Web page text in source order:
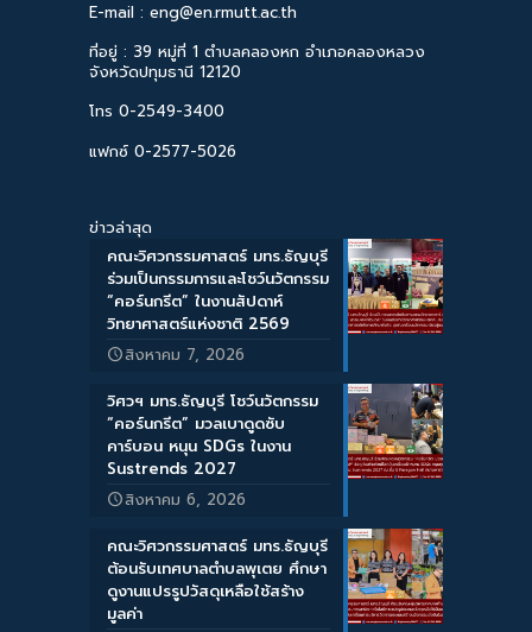
E-mail : eng@en.rmutt.ac.th
ที่อยู่ : 39 หมู่ที่ 1 ตำบลคลองหก อำเภอคลองหลวง
จังหวัดปทุมธานี 12120
โทร 0-2549-3400
แฟกซ์ 0-2577-5026
ข่าวล่าสุด
คณะวิศวกรรมศาสตร์ มทร.ธัญบุรี
ร่วมเป็นกรรมการและโชว์นวัตกรรม
“คอร์นกรีต” ในงานสัปดาห์
วิทยาศาสตร์แห่งชาติ 2569
สิงหาคม 7, 2026
วิศวฯ มทร.ธัญบุรี โชว์นวัตกรรม
“คอร์นกรีต” มวลเบาดูดซับ
คาร์บอน หนุน SDGs ในงาน
Sustrends 2027
สิงหาคม 6, 2026
คณะวิศวกรรมศาสตร์ มทร.ธัญบุรี
ต้อนรับเทศบาลตำบลพุเตย ศึกษา
ดูงานแปรรูปวัสดุเหลือใช้สร้าง
มูลค่า